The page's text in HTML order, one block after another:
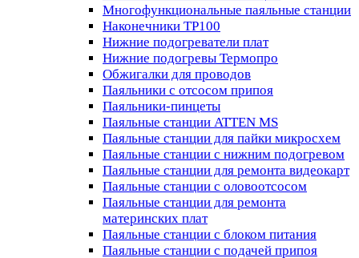
Многофункциональные паяльные станции
Наконечники TP100
Нижние подогреватели плат
Нижние подогревы Термопро
Обжигалки для проводов
Паяльники с отсосом припоя
Паяльники-пинцеты
Паяльные станции ATTEN MS
Паяльные станции для пайки микросхем
Паяльные станции с нижним подогревом
Паяльные станции для ремонта видеокарт
Паяльные станции с оловоотсосом
Паяльные станции для ремонта
материнских плат
Паяльные станции с блоком питания
Паяльные станции с подачей припоя